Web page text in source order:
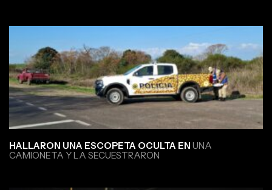
HALLARON UNA ESCOPETA OCULTA EN UNA
CAMIONETA Y LA SECUESTRARON